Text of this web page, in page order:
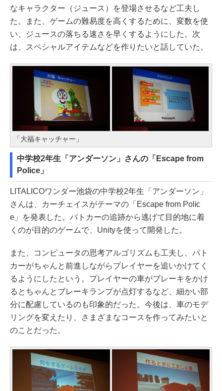
なキャラクター（ジュース）を登場させるなど工夫し
た。また、ゲームの難易度を高くするために、変数を使
い、ジュースの落ちる速さを早くするようにした。次
は、スペシャルアイテムなどを作りたいと話していた。
「大福キャッチャー」
中学校2年生「アンダーソン」さんの「Escape from
Police」
LITALICOワンダー池袋の中学校2年生「アンダーソン」
さんは、カーチェイスがテーマの「Escape from Polic
e」を発表した。パトカーの追跡から逃げて目的地に着
くのが目的のゲームで、Unityを使って開発した。
また、コンピュータの思考アルゴリズムも工夫し、パト
カーがちゃんと前進しながらプレイヤーを追いかけてく
るようにしたという。プレイヤーの車がブレーキをかけ
るとちゃんとブレーキランプが点灯するなど、細かい部
分に配慮しているのも印象的だった。今後は、車のモデ
リングを変えたり、さまざまなコースを作ってみたいと
のことだった。